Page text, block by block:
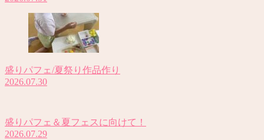
盛りパフェ/夏祭り作品作り
2026.07.30
盛りパフェ＆夏フェスに向けて！
2026.07.29